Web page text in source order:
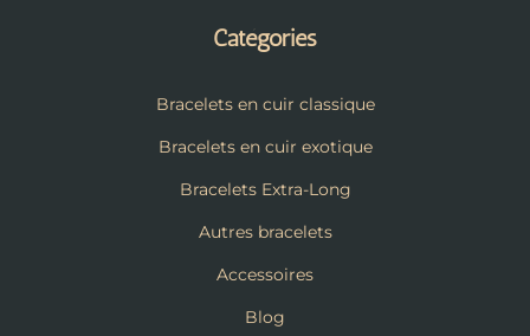
Catégories
Bracelets en cuir classique
Bracelets en cuir exotique
Bracelets Extra-Long
Autres bracelets
Accessoires
Blog